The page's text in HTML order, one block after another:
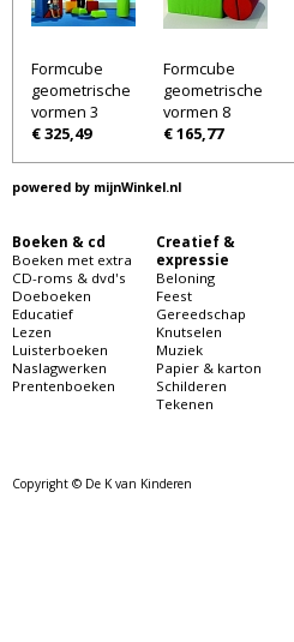
Formcube
geometrische
vormen 3
€ 325,49
Formcube
geometrische
vormen 8
€ 165,77
powered by mijnWinkel.nl
Boeken & cd
Boeken met extra
CD-roms & dvd's
Doeboeken
Educatief
Lezen
Luisterboeken
Naslagwerken
Prentenboeken
Creatief &
expressie
Beloning
Feest
Gereedschap
Knutselen
Muziek
Papier & karton
Schilderen
Tekenen
Copyright © De K van Kinderen